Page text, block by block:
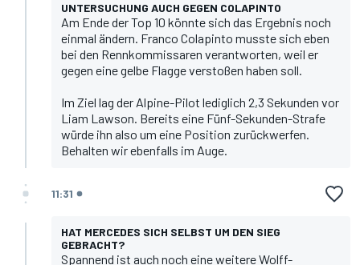
UNTERSUCHUNG AUCH GEGEN COLAPINTO
Am Ende der Top 10 könnte sich das Ergebnis noch
einmal ändern. Franco Colapinto musste sich eben
bei den Rennkommissaren verantworten, weil er
gegen eine gelbe Flagge verstoßen haben soll.
Im Ziel lag der Alpine-Pilot lediglich 2,3 Sekunden vor
Liam Lawson. Bereits eine Fünf-Sekunden-Strafe
würde ihn also um eine Position zurückwerfen.
Behalten wir ebenfalls im Auge.
11:31
HAT MERCEDES SICH SELBST UM DEN SIEG
GEBRACHT?
Spannend ist auch noch eine weitere Wolff-